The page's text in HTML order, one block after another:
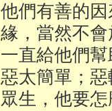
他們有善的
緣，當然不
一直給他們
惡太簡單；
眾生，他要